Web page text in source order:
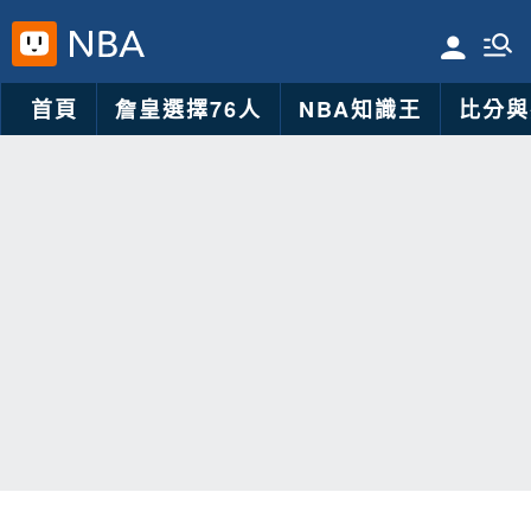
首頁 詹皇選擇76人 NBA知識王 比分